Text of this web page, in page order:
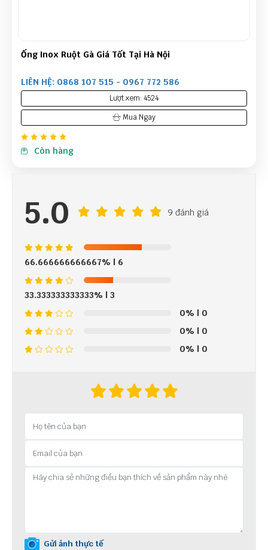
Ống Inox Ruột Gà Giá Tốt Tại Hà Nội
LIÊN HỆ: 0868 107 515 - 0967 772 586
Lượt xem: 4524
Mua Ngay
Còn hàng
5.0 9 đánh giá
66.666666666667% | 6
33.333333333333% | 3
0% | 0
0% | 0
0% | 0
Gửi ảnh thực tế